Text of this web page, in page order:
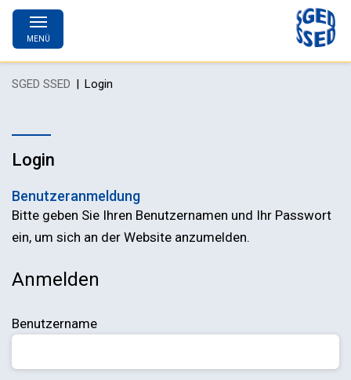
MENÜ
SGED SSED Login
Login
Benutzeranmeldung
Bitte geben Sie Ihren Benutzernamen und Ihr Passwort
ein, um sich an der Website anzumelden.
Anmelden
Benutzername